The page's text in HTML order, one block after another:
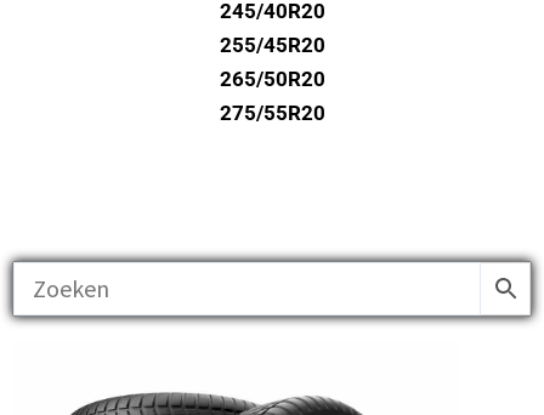
245/40R20
255/45R20
265/50R20
275/55R20